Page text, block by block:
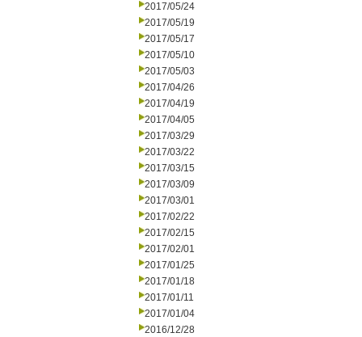
2017/05/24
2017/05/19
2017/05/17
2017/05/10
2017/05/03
2017/04/26
2017/04/19
2017/04/05
2017/03/29
2017/03/22
2017/03/15
2017/03/09
2017/03/01
2017/02/22
2017/02/15
2017/02/01
2017/01/25
2017/01/18
2017/01/11
2017/01/04
2016/12/28